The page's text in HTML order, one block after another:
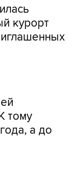
курорт
тому
а до